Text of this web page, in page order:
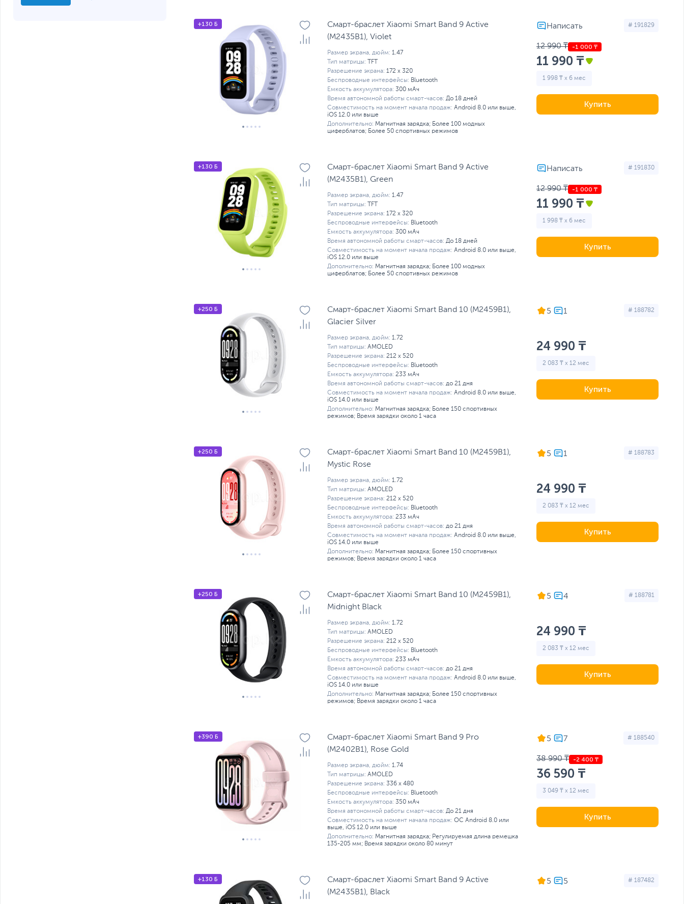
+130 Б
Смарт-браслет Xiaomi Smart Band 9 Active
(M2435B1), Violet
Размер экрана, дюйм: 1.47
Тип матрицы:
TFT
Разрешение экрана: 172 x 320
Беспроводные интерфейсы: Bluetooth
Емкость аккумулятора: 300 мАч
Время автономной работы смарт-часов: До 18 дней
Совместимость на момент начала продаж: Android 8.0 или выше,
iOS 12.0 или выше
Дополнительно: Магнитная зарядка; Более 100 модных
циферблатов; Более 50 спортивных режимов
# 191829
12 990 ₸
11 990 ₸
1 998 ₸ x 6 мес
Купить
+130 Б
Смарт-браслет Xiaomi Smart Band 9 Active
(M2435B1), Green
Размер экрана, дюйм: 1.47
Тип матрицы:
TFT
Разрешение экрана: 172 x 320
Беспроводные интерфейсы: Bluetooth
Емкость аккумулятора: 300 мАч
Время автономной работы смарт-часов: До 18 дней
Совместимость на момент начала продаж: Android 8.0 или выше,
iOS 12.0 или выше
Дополнительно: Магнитная зарядка; Более 100 модных
циферблатов; Более 50 спортивных режимов
# 191830
12 990 ₸
11 990 ₸
1 998 ₸ x 6 мес
Купить
+250 Б
Смарт-браслет Xiaomi Smart Band 10 (M2459B1),
Glacier Silver
Размер экрана, дюйм: 1.72
Тип матрицы: AMOLED
Разрешение экрана: 212 x 520
Беспроводные интерфейсы: Bluetooth
Емкость аккумулятора: 233 мАч
Время автономной работы смарт-часов: до 21 дня
Совместимость на момент начала продаж: Android 8.0 или выше,
iOS 14.0 или выше
Дополнительно: Магнитная зарядка; Более 150 спортивных
режимов; Время зарядки около 1 часа
5 # 188782
24 990 ₸
2 083 ₸ x 12 мес
Купить
+250 Б
Смарт-браслет Xiaomi Smart Band 10 (M2459B1),
Mystic Rose
Размер экрана, дюйм: 1.72
Тип матрицы: AMOLED
Разрешение экрана: 212 x 520
Беспроводные интерфейсы: Bluetooth
Емкость аккумулятора: 233 мАч
Время автономной работы смарт-часов: до 21 дня
Совместимость на момент начала продаж: Android 8.0 или выше,
iOS 14.0 или выше
Дополнительно: Магнитная зарядка; Более 150 спортивных
режимов; Время зарядки около 1 часа
5 # 188783
24 990 ₸
2 083 ₸ x 12 мес
Купить
+250 Б
Смарт-браслет Xiaomi Smart Band 10 (M2459B1),
Midnight Black
Размер экрана, дюйм: 1.72
Тип матрицы: AMOLED
Разрешение экрана: 212 x 520
Беспроводные интерфейсы: Bluetooth
Емкость аккумулятора: 233 мАч
Время автономной работы смарт-часов: до 21 дня
Совместимость на момент начала продаж: Android 8.0 или выше,
iOS 14.0 или выше
Дополнительно: Магнитная зарядка; Более 150 спортивных
режимов; Время зарядки около 1 часа
5 # 188781
24 990 ₸
2 083 ₸ x 12 мес
Купить
+390 Б
Смарт-браслет Xiaomi Smart Band 9 Pro
(M2402B1), Rose Gold
Размер экрана, дюйм: 1.74
Тип матрицы: AMOLED
Разрешение экрана: 336 x 480
Беспроводные интерфейсы: Bluetooth
Емкость аккумулятора: 350 мАч
Время автономной работы смарт-часов: До 21 дня
Совместимость на момент начала продаж: ОС Android 8.0 или
выше, iOS 12.0 или выше
Дополнительно: Магнитная зарядка; Регулируемая длина ремешка
135-205 мм; Время зарядки около 80 минут
5 # 188540
38 990 ₸
36 590 ₸
3 049 ₸ x 12 мес
Купить
+130 Б
Смарт-браслет Xiaomi Smart Band 9 Active
(M2435B1), Black
5 # 187482